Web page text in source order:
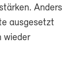
Anders
ausgesetzt
wieder